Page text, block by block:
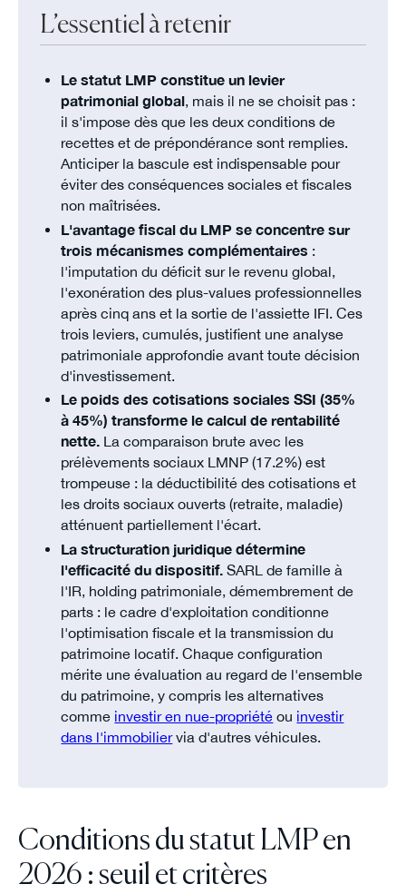
L’essentiel à retenir
Le statut LMP constitue un levier
patrimonial global , mais il ne se choisit pas :
il s'impose dès que les deux conditions de
recettes et de prépondérance sont remplies.
Anticiper la bascule est indispensable pour
éviter des conséquences sociales et fiscales
non maîtrisées.
L'avantage fiscal du LMP se concentre sur
trois mécanismes complémentaires :
l'imputation du déficit sur le revenu global,
l'exonération des plus-values professionnelles
après cinq ans et la sortie de l'assiette IFI. Ces
trois leviers, cumulés, justifient une analyse
patrimoniale approfondie avant toute décision
d'investissement.
Le poids des cotisations sociales SSI (35%
à 45%) transforme le calcul de rentabilité
nette. La comparaison brute avec les
prélèvements sociaux LMNP (17.2%) est
trompeuse : la déductibilité des cotisations et
les droits sociaux ouverts (retraite, maladie)
atténuent partiellement l'écart.
La structuration juridique détermine
l'efficacité du dispositif. SARL de famille à
l'IR, holding patrimoniale, démembrement de
parts : le cadre d'exploitation conditionne
l'optimisation fiscale et la transmission du
patrimoine locatif. Chaque configuration
mérite une évaluation au regard de l'ensemble
du patrimoine, y compris les alternatives
comme investir en nue-propriété ou investir
dans l'immobiliervia d'autres véhicules.
Conditions du statut LMP en
2026 : seuil et critères